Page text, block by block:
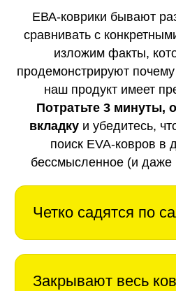
ЕВА-коврики бывают
сравнивать с
изложим факты,
продемонстрируют
наш продукт имеет
Потратьте 3 минуты,
вкладку и убедитесь,
поиск EVA-ковров в
бессмысленное (и даже
Четко садятся по
Закрывают весь